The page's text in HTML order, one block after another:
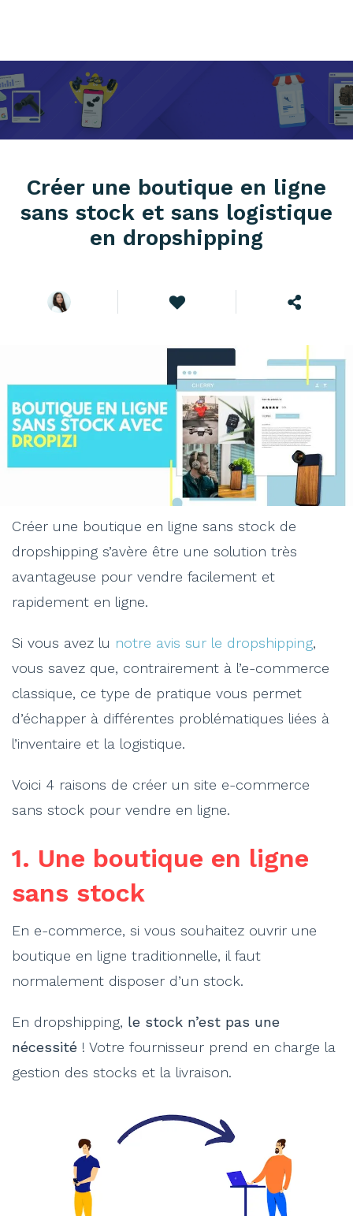
Créer une boutique en ligne
sans stock et sans logistique
en dropshipping
Créer une boutique en ligne sans stock de
dropshipping s’avère être une solution très
avantageuse pour vendre facilement et
rapidement en ligne.
Si vous avez lu notre avis sur le dropshipping,
vous savez que, contrairement à l’e-commerce
classique, ce type de pratique vous permet
d’échapper à différentes problématiques liées à
l’inventaire et la logistique.
Voici 4 raisons de créer un site e-commerce
sans stock pour vendre en ligne.
1. Une boutique en ligne
sans stock
En e-commerce, si vous souhaitez ouvrir une
boutique en ligne traditionnelle, il faut
normalement disposer d’un stock.
En dropshipping, le stock n’est pas une
nécessité ! Votre fournisseur prend en charge la
gestion des stocks et la livraison.